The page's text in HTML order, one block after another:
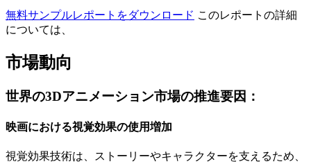
無料サンプルレポートをダウンロード このレポートの詳細
については、
市場動向
世界の3Dアニメーション市場の推進要因：
映画における視覚効果の使用増加
視覚効果技術は、ストーリーやキャラクターを支えるため、